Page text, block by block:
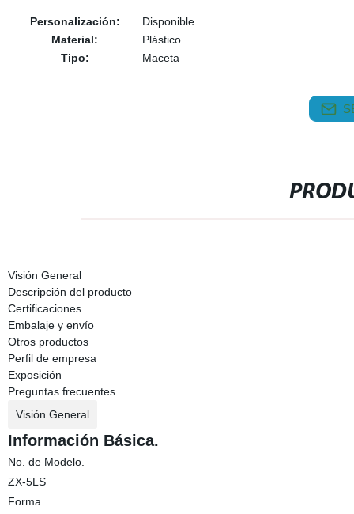
Personalización:
Disponible
Material:
Plástico
Tipo:
Maceta
Visión General
Descripción del producto
Certificaciones
Embalaje y envío
Otros productos
Perfil de empresa
Exposición
Preguntas frecuentes
Visión General
Información Básica.
No. de Modelo.
ZX-5LS
Forma